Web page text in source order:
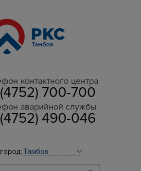
контактного центра
700-700
аварийной службы
490-046